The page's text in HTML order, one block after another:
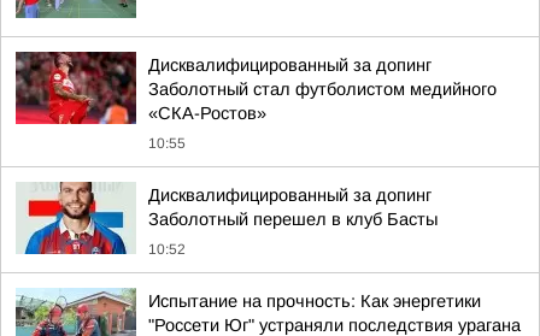
Дисквалифицированный за допинг
Заболотный стал футболистом медийного
«СКА-Ростов»
10:55
Дисквалифицированный за допинг
Заболотный перешел в клуб Басты
10:52
Испытание на прочность: Как энергетики
"Россети Юг" устраняли последствия урагана